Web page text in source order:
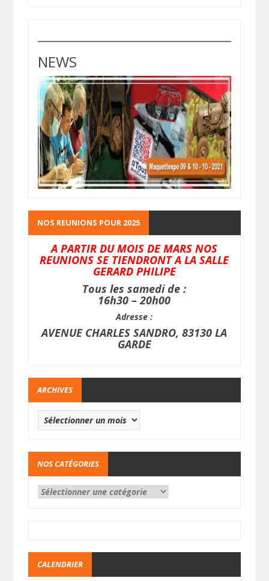
NEWS
NOS REUNIONS POUR 2025
A PARTIR DU MOIS DE MARS NOS
REUNIONS SE TIENDRONT A LA SALLE
GERARD PHILIPE
Tous les samedi de :
16h30 – 20h00
Adresse :
AVENUE CHARLES SANDRO, 83130 LA
GARDE
ARCHIVES
NOS CATÉGORIES
CALENDRIER